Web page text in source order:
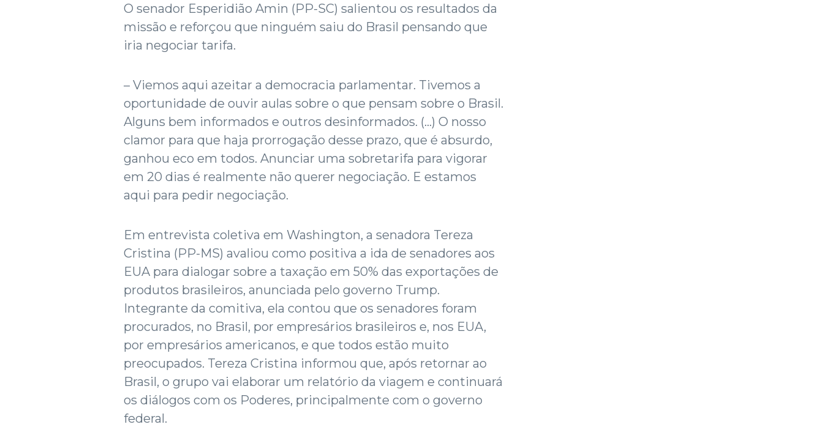
O senador Esperidião Amin (PP-SC) salientou os resultados da
missão e reforçou que ninguém saiu do Brasil pensando que
iria negociar tarifa.
– Viemos aqui azeitar a democracia parlamentar. Tivemos a
oportunidade de ouvir aulas sobre o que pensam sobre o Brasil.
Alguns bem informados e outros desinformados. (...) O nosso
clamor para que haja prorrogação desse prazo, que é absurdo,
ganhou eco em todos. Anunciar uma sobretarifa para vigorar
em 20 dias é realmente não querer negociação. E estamos
aqui para pedir negociação.
Em entrevista coletiva em Washington, a senadora Tereza
Cristina (PP-MS) avaliou como positiva a ida de senadores aos
EUA para dialogar sobre a taxação em 50% das exportações de
produtos brasileiros, anunciada pelo governo Trump.
Integrante da comitiva, ela contou que os senadores foram
procurados, no Brasil, por empresários brasileiros e, nos EUA,
por empresários americanos, e que todos estão muito
preocupados. Tereza Cristina informou que, após retornar ao
Brasil, o grupo vai elaborar um relatório da viagem e continuará
os diálogos com os Poderes, principalmente com o governo
federal.